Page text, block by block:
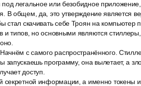
под легальное или безобидное
В общем, да, это утверждение является
стал скачивать себе Троян на
и типов, но основными являются
с самого распространённого.
запускаешь программу, она вылетает, а
доступ.
секретной информации, а именно токены